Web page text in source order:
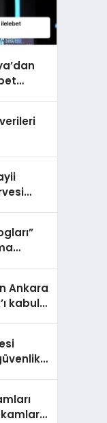
Ankara
kabul